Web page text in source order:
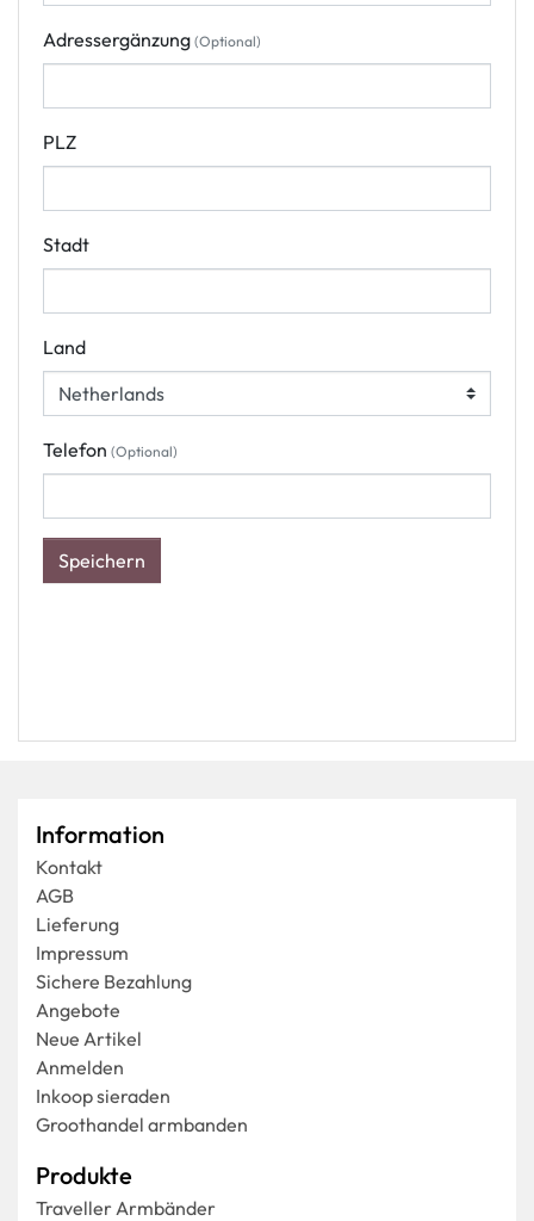
Adressergänzung (Optional)
PLZ
Stadt
Land
Telefon (Optional)
Speichern
Information
Kontakt
AGB
Lieferung
Impressum
Sichere Bezahlung
Angebote
Neue Artikel
Anmelden
Inkoop sieraden
Groothandel armbanden
Produkte
Traveller Armbänder